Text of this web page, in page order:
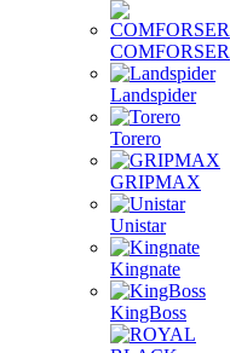
COMFORSER
Landspider
Torero
GRIPMAX
Unistar
Kingnate
KingBoss